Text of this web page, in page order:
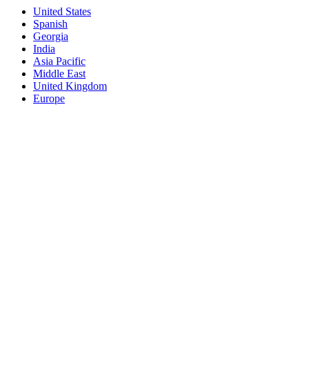
United States
Spanish
Georgia
India
Asia Pacific
Middle East
United Kingdom
Europe